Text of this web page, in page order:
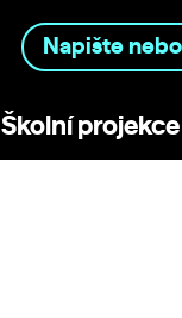
Školní projekce